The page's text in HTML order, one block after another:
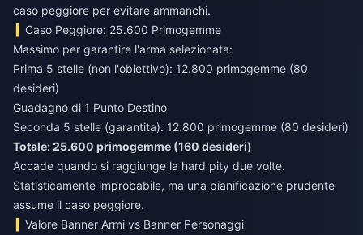
caso peggiore per evitare ammanchi.
Caso Peggiore: 25.600 Primogemme
Massimo per garantire l'arma selezionata:
Prima 5 stelle (non l'obiettivo): 12.800 primogemme (80
desideri)
Guadagno di 1 Punto Destino
Seconda 5 stelle (garantita): 12.800 primogemme (80 desideri)
Totale: 25.600 primogemme (160 desideri)
Accade quando si raggiunge la hard pity due volte.
Statisticamente improbabile, ma una pianificazione prudente
assume il caso peggiore.
Valore Banner Armi vs Banner Personaggi